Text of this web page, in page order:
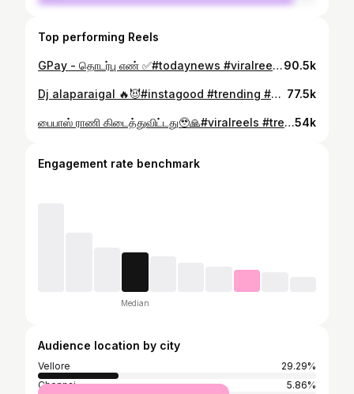
Top performing Reels
GPay - தொடர்பு எண் ✅#todaynews #viralreels #trendingreels #instagood #viral #trending #reelsinstagram #use #useful #ownvoice #followback #trend #gpay #solve90.5k
Dj alaparaigal 🔥😈#instagood #trending #viral #viralreels #trendingreels #reelsinstagram #instafamily❤️ #vibes #dj 77.5k
பைபாஸ் ராணி கிடைத்துவிட்டது🥹🙏#viralreels #trendingreels #viral #trending #reelsinstagram #reels #reelsvideo #instafamily❤️ #instalike #orginal #eruthukattu54k
Engagement rate benchmark
Median
Audience location by city
Vellore
29.29%
Chennai
5.86%